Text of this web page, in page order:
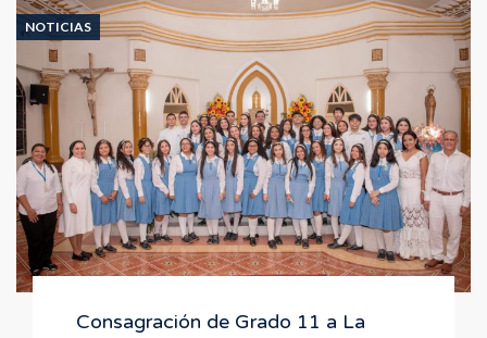
NOTICIAS
Consagración de Grado 11 a La